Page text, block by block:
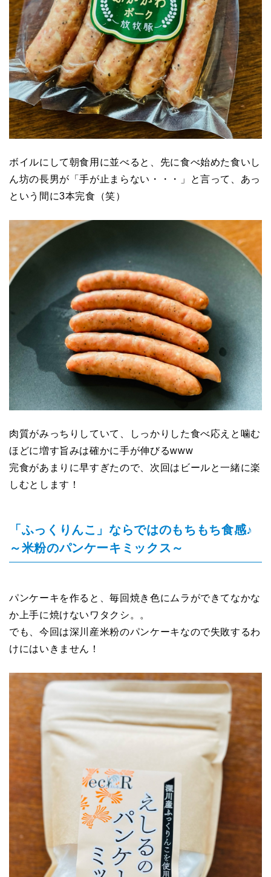
ボイルにして朝食用に並べると、先に食べ始めた食いし
ん坊の長男が「手が止まらない・・・」と言って、あっ
という間に3本完食（笑）
肉質がみっちりしていて、しっかりした食べ応えと噛む
ほどに増す旨みは確かに手が伸びるwww
完食があまりに早すぎたので、次回はビールと一緒に楽
しむとします！
「ふっくりんこ」ならではのもちもち食感♪
～米粉のパンケーキミックス～
パンケーキを作ると、毎回焼き色にムラができてなかな
か上手に焼けないワタクシ。。
でも、今回は深川産米粉のパンケーキなので失敗するわ
けにはいきません！